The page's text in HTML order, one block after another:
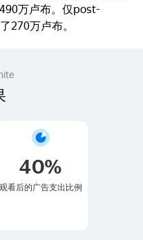
万卢布。仅post-
270万卢布。
40%
观看后的广告支出比例